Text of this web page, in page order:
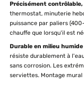
Précisément
thermostat, minuterie
puissance par paliers
chauffe que lorsqu'il est
Durable en milieu humide
résiste durablement à
sans corrosion. Les
serviettes. Montage